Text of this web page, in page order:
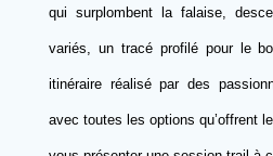
qui surplombent la falaise,
variés, un tracé profilé pour le
itinéraire réalisé par des
avec toutes les options qu’offrent